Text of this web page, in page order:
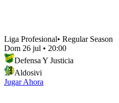
Liga Profesional• Regular Season
Dom 26 jul • 20:00
Defensa Y Justicia
Aldosivi
Jugar Ahora